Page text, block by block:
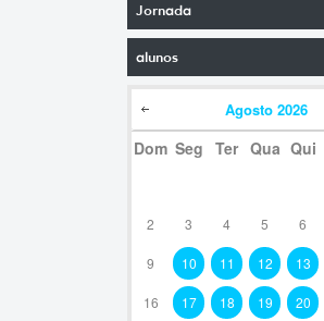
Jornada
alunos
Agosto 2026
Dom Seg Ter Qua Qui
2 3 4 5 6
9 10 11 12 13
16 17 18 19 20